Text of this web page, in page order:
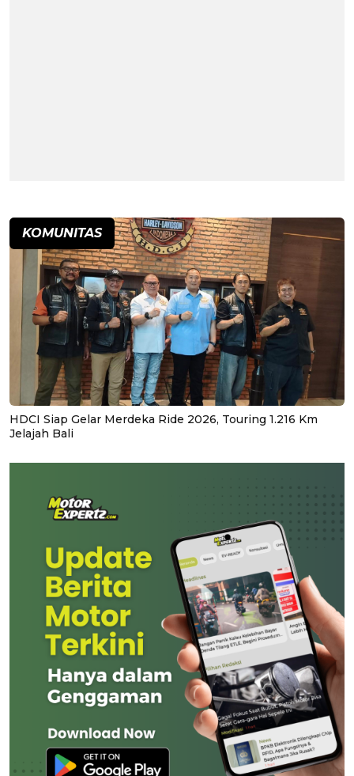
KOMUNITAS
HDCI Siap Gelar Merdeka Ride 2026, Touring 1.216 Km
Jelajah Bali